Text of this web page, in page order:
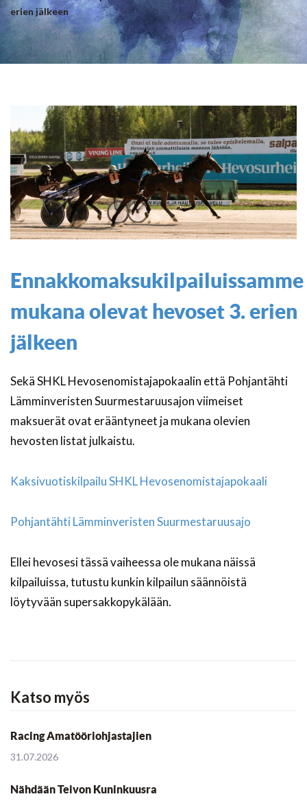
erien jälkeen
Ennakkomaksukilpailuissamme
mukana olevat hevoset 3. erien
jälkeen
Sekä SHKL Hevosenomistajapokaalin että Pohjantähti
Lämminveristen Suurmestaruusajon viimeiset
maksuerät ovat erääntyneet ja mukana olevien
hevosten listat julkaistu.
Kaksivuotiskilpailu SHKL Hevosenomistajapokaali
Pohjantähti Lämminveristen Suurmestaruusajo
Ellei hevosesi tässä vaiheessa ole mukana näissä
kilpailuissa, tutustu kunkin kilpailun säännöistä
löytyvään supersakkopykälään.
Katso myös
Racing Amatööriohjastajien
31.07.2026
Nähdään Teivon Kuninkuusra